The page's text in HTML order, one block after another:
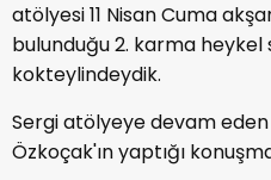
atölyesi 11 Nisan Cuma
bulunduğu 2. karma heykel
kokteylindeydik.
Sergi atölyeye devam
Özkoçak'ın yaptığı